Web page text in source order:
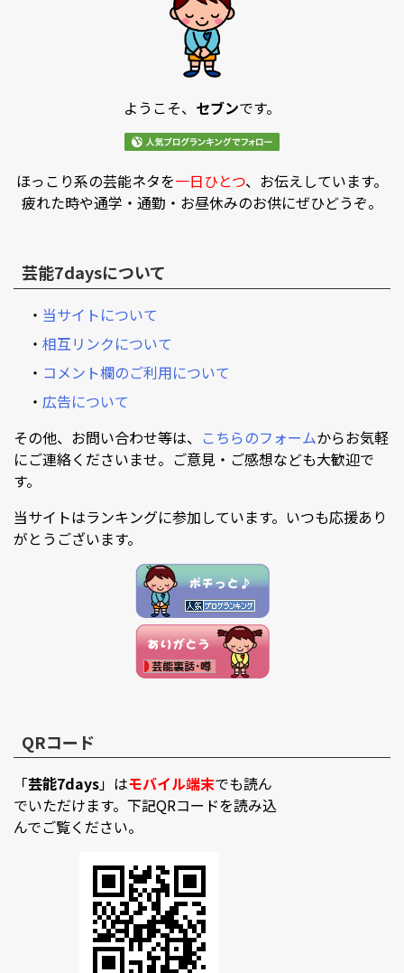
ようこそ、 セブンです。
ほっこり系の芸能ネタを一日ひとつ、お伝えしています。
疲れた時や通学・通勤・お昼休みのお供にぜひどうぞ。
芸能7daysについて
・ 当サイトについて
・ 相互リンクについて
・ コメント欄のご利用について
・ 広告について
その他、お問い合わせ等は、 こちらのフォームからお気軽
にご連絡くださいませ。ご意見・ご感想なども大歓迎で
す。
当サイトはランキングに参加しています。いつも応援あり
がとうございます。
QRコード
「芸能7days」はモバイル端末でも読ん
でいただけます。下記QRコードを読み込
んでご覧ください。